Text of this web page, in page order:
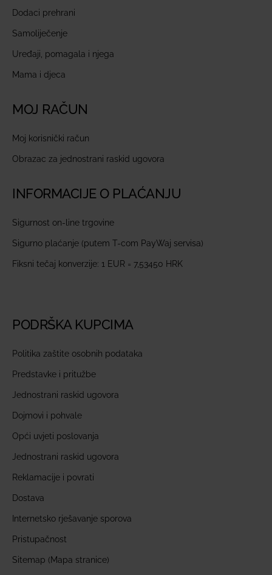
Dodaci prehrani
Samoliječenje
Uređaji, pomagala i njega
Mama i djeca
MOJ RAČUN
Moj korisnički račun
Obrazac za jednostrani raskid ugovora
INFORMACIJE O PLAĆANJU
Sigurnost on-line trgovine
Sigurno plaćanje (putem T-com PayWaj servisa)
Fiksni tečaj konverzije: 1 EUR = 7,53450 HRK
PODRŠKA KUPCIMA
Politika zaštite osobnih podataka
Predstavke i pritužbe
Jednostrani raskid ugovora
Dojmovi i pohvale
Opći uvjeti poslovanja
Jednostrani raskid ugovora
Reklamacije i povrati
Dostava
Internetsko rješavanje sporova
Pristupačnost
Sitemap (Mapa stranice)